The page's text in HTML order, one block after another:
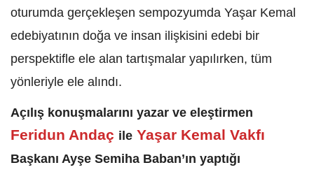
oturumda gerçekleşen sempozyumda Yaşar Kemal
edebiyatının doğa ve insan ilişkisini edebi bir
perspektifle ele alan tartışmalar yapılırken, tüm
yönleriyle ele alındı.
Açılış konuşmalarını yazar ve eleştirmen
Feridun Andaç ile Yaşar Kemal Vakfı
Başkanı Ayşe Semiha Baban’ın yaptığı